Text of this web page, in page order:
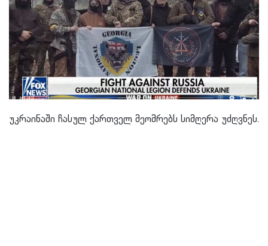
უკრაინაში ჩასულ ქართველ მეომრებს სიმღერა უძღვნეს.